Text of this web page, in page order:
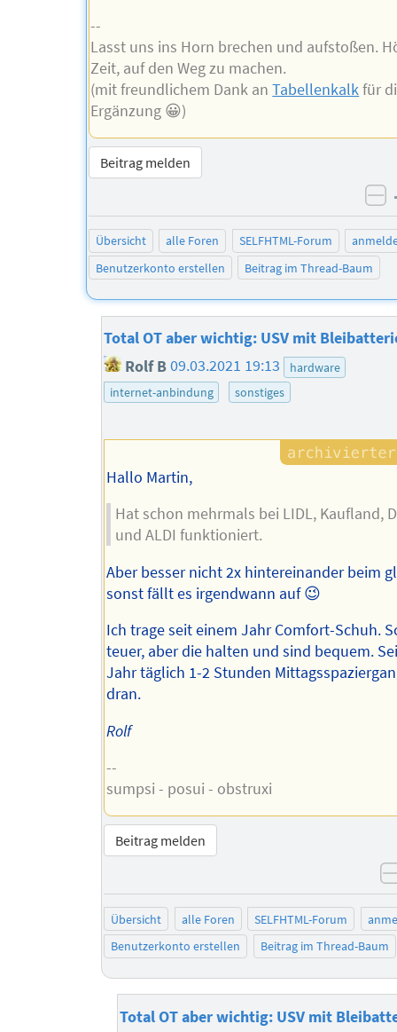
--
Lasst uns ins Horn brechen und aufstoßen.
Zeit, auf den Weg zu machen.
(mit freundlichem Dank anTabellenkalkfür
Ergänzung 😀)
Beitrag melden
Übersicht alle Foren SELFHTML-Forum
Benutzerkonto erstellen
Beitrag im Thread-Baum
Total OT aber wichtig: USV mit
Rolf B09.03.2021 19:13
hardware
internet-anbindung
sonstiges
Hallo Martin,
Hat schon mehrmals bei LIDL, Kaufland,
und ALDI funktioniert.
Aber besser nicht 2x hintereinander beim
sonst fällt es irgendwann auf 😉
Ich trage seit einem Jahr Comfort-Schuh.
teuer, aber die halten und sind bequem.
Jahr täglich 1-2 Stunden
dran.
Rolf
--
sumpsi - posui - obstruxi
Beitrag melden
Übersicht alle Foren SELFHTML-Forum
Benutzerkonto erstellen
Beitrag im Thread-Baum
Total OT aber wichtig: USV mit